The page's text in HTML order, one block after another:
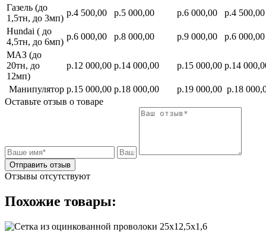
Газель (до
1,5тн, до 3мп)
р.4 500,00 р.5 000,00 р.6 000,00
р.4 500,00
Hundai ( до
4,5тн, до 6мп)
р.6 000,00 р.8 000,00 р.9 000,00
р.6 000,00
МАЗ (до
20тн, до
12мп)
р.12 000,00 р.14 000,00 р.15 000,00 р.14
Манипулятор р.15 000,00 р.18 000,00 р.19 000,00 р.18
Оставьте отзыв о товаре
Отправить отзыв
Отзывы отсутствуют
Похожие товары: